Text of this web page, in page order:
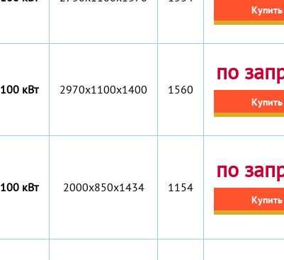
Купить
100 кВт 2970x1100x1400 1560
по
Купить
100 кВт 2000x850x1434 1154
по
Купить